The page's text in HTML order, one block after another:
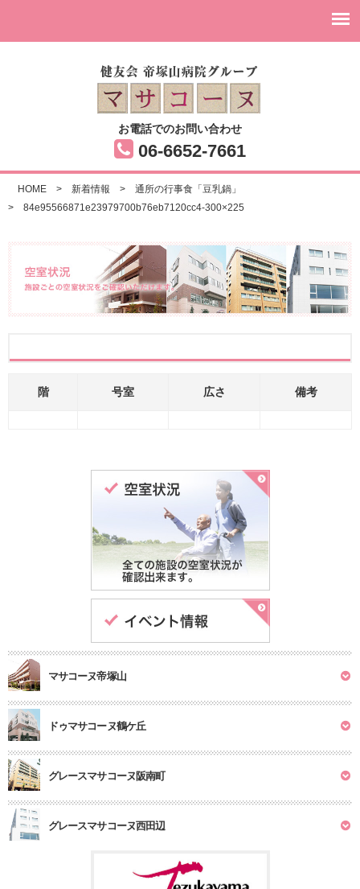
お電話でのお問い合わせ
06-6652-7661
HOME > 新着情報 >
通所の行事食「豆乳鍋」
>
84e95566871e23979700b76eb7120cc4-300×225
階 号室 広さ 備考
マサコーヌ帝塚山
ドゥマサコーヌ鶴ケ丘
グレースマサコーヌ阪南町
グレースマサコーヌ西田辺